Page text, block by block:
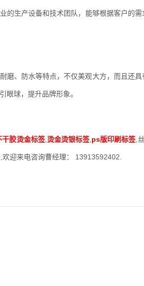
的生产设备和技术团队，能够根据客户的
磨、防水等特点，不仅美观大方，而且还具
眼球，提升品牌形象。
干胶烫金标签, 烫金烫银标签 ps版印刷标签 ,
迎来电咨询曹经理： 13913592402.